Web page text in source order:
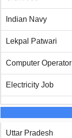
Indian Navy
Lekpal Patwari
Computer Operator
Electricity Job
Uttar Pradesh